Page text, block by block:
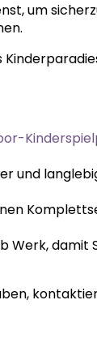
um
und
Werk, damit